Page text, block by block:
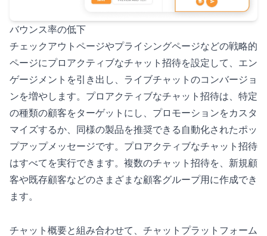
バウンス率の低下
チェックアウトページやプライシングページなどの戦略的
ページにプロアクティブなチャット招待を設定して、エン
ゲージメントを引き出し、ライブチャットのコンバージョ
ンを増やします。プロアクティブなチャット招待は、特定
の種類の顧客をターゲットにし、プロモーションをカスタ
マイズするか、同様の製品を推奨できる自動化されたポッ
プアップメッセージです。プロアクティブなチャット招待
はすべてを実行できます。複数のチャット招待を、新規顧
客や既存顧客などのさまざまな顧客グループ用に作成でき
ます。
チャット概要と組み合わせて、チャットプラットフォーム